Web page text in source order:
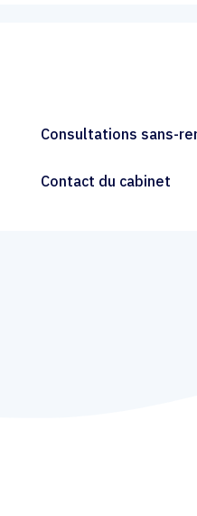
Consultations sans-
Contact du cabinet